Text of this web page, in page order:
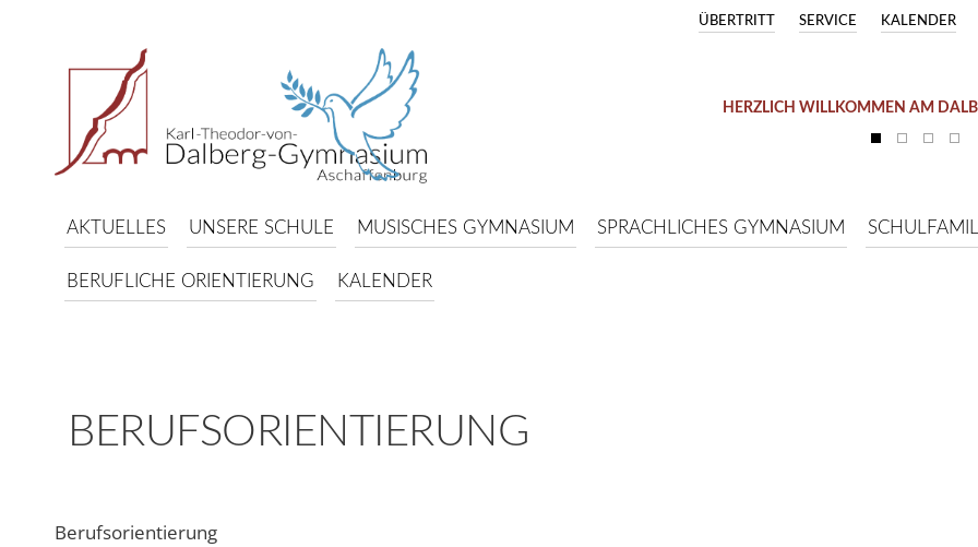
KALENDER
SERVICE
ÜBERTRITT
HERZLICH WILLKOMMEN AM
AKTUELLES UNSERE SCHULE MUSISCHES GYMNASIUM SPRACHLICHES GYMNASIUM
BERUFLICHE ORIENTIERUNG KALENDER
BERUFSORIENTIERUNG
Berufsorientierung